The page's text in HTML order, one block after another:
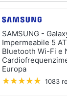
SAMSUNG -
Impermeabile 5
Bluetooth Wi-Fi e
Europa
1083